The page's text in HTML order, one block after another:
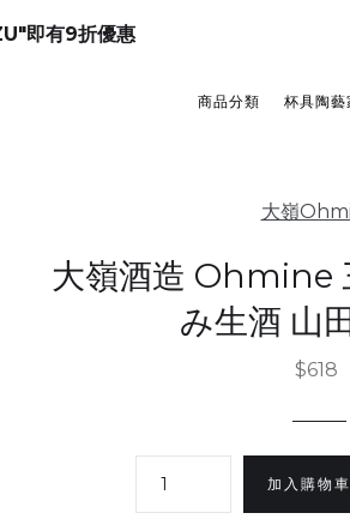
即有9折優惠
商品分類 杯具陶藝
大嶺
大嶺酒造 Ohmine
み生酒 山
$618